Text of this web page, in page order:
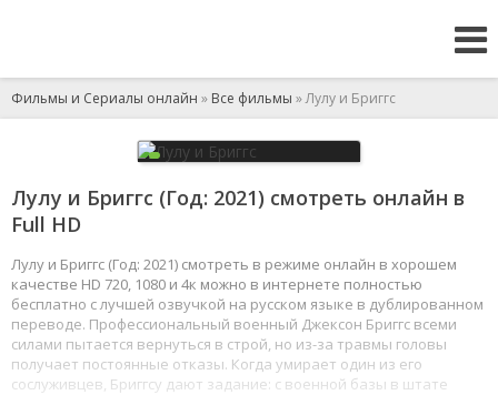
Фильмы и Сериалы онлайн » Все фильмы » Лулу и Бриггс
Лулу и Бриггс (Год: 2021) смотреть онлайн в
Full HD
Лулу и Бриггс (Год: 2021) смотреть в режиме онлайн в хорошем
качестве HD 720, 1080 и 4к можно в интернете полностью
бесплатно с лучшей озвучкой на русском языке в дублированном
переводе. Профессиональный военный Джексон Бриггс всеми
силами пытается вернуться в строй, но из-за травмы головы
получает постоянные отказы. Когда умирает один из его
сослуживцев, Бриггсу дают задание: с военной базы в штате